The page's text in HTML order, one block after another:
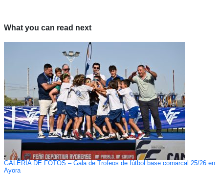
What you can read next
GALERÍA DE FOTOS – Gala de Trofeos de fútbol base comarcal 25/26 en
Ayora